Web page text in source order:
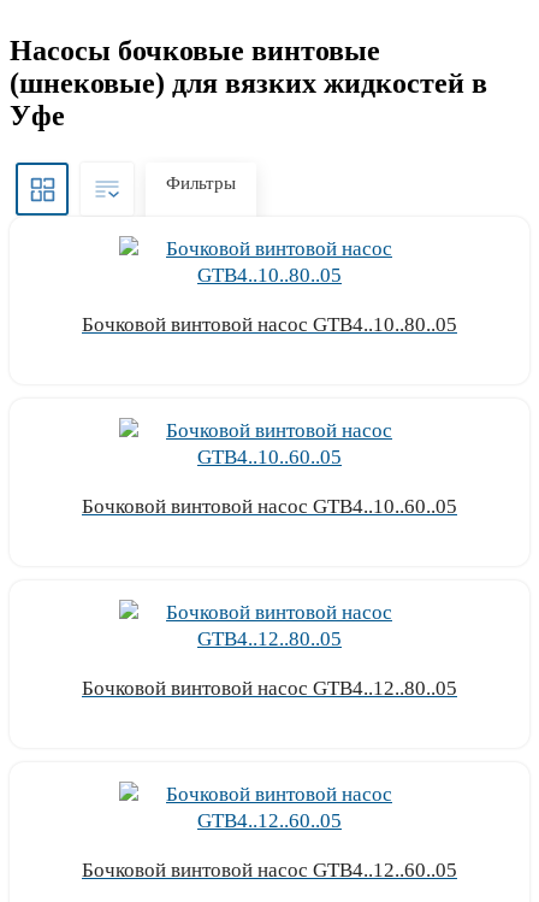
Насосы бочковые винтовые
(шнековые) для вязких жидкостей в
Уфе
Фильтры
Бочковой винтовой насос GTB4..10..80..05
Бочковой винтовой насос GTB4..10..60..05
Бочковой винтовой насос GTB4..12..80..05
Бочковой винтовой насос GTB4..12..60..05